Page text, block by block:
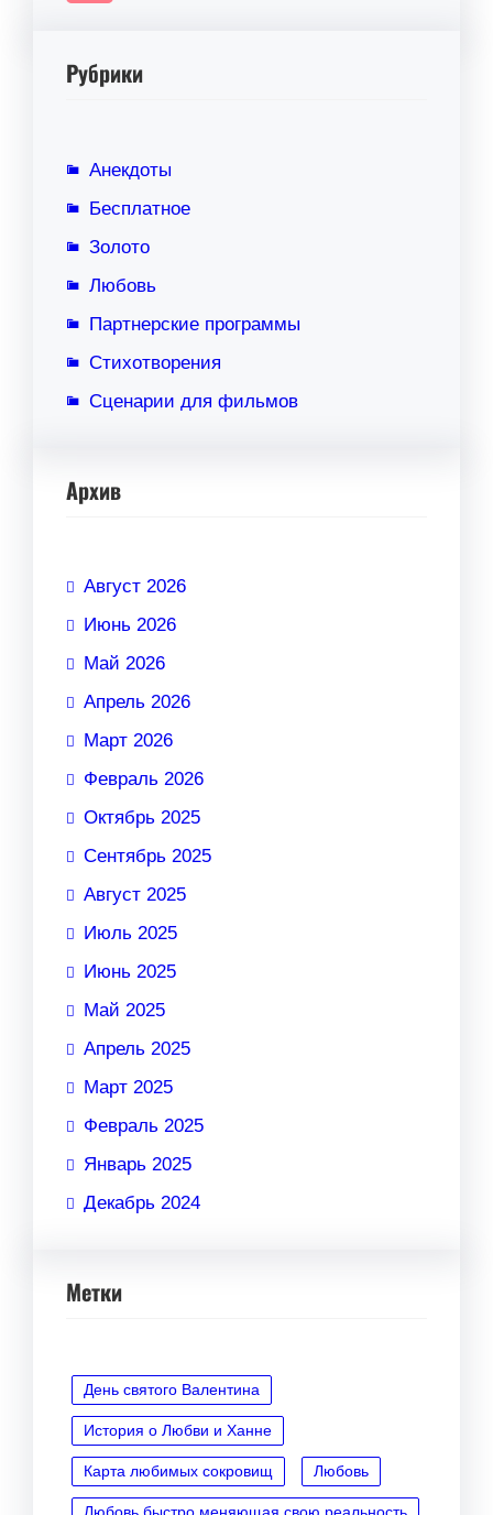
Рубрики
Анекдоты
Бесплатное
Золото
Любовь
Партнерские программы
Стихотворения
Сценарии для фильмов
Архив
Август 2026
Июнь 2026
Май 2026
Апрель 2026
Март 2026
Февраль 2026
Октябрь 2025
Сентябрь 2025
Август 2025
Июль 2025
Июнь 2025
Май 2025
Апрель 2025
Март 2025
Февраль 2025
Январь 2025
Декабрь 2024
Метки
День святого Валентина
История о Любви и Ханне
Карта любимых сокровищ Любовь
Любовь быстро меняющая свою реальность